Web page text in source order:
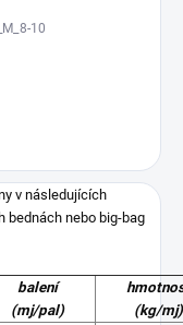
10
v následujících
bednách nebo big-bag
balení
(mj/pal)
(kg/mj)